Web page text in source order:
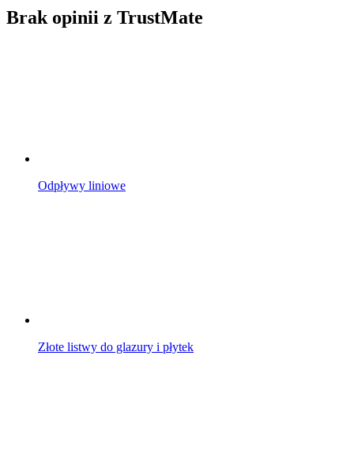
Brak opinii z TrustMate
Odpływy liniowe
Złote listwy do glazury i płytek